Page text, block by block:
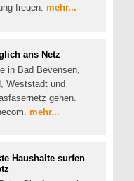
freuen. mehr...
ans Netz
in Bad Bevensen,
Weststadt und
gehen.
mehr...
Haushalte surfen